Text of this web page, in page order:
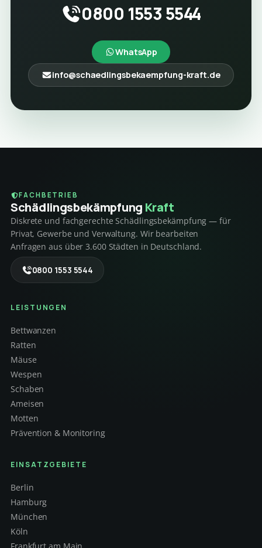
0800 1553 5544
WhatsApp
info@schaedlingsbekaempfung-kraft.de
FACHBETRIEB
Schädlings­bekämpfung Kraft
Diskrete und fachgerechte Schädlingsbekämpfung — für
Privat, Gewerbe und Verwaltung. Wir bearbeiten
Anfragen aus über 3.600 Städten in Deutschland.
0800 1553 5544
LEISTUNGEN
Bettwanzen
Ratten
Mäuse
Wespen
Schaben
Ameisen
Motten
Prävention & Monitoring
EINSATZGEBIETE
Berlin
Hamburg
München
Köln